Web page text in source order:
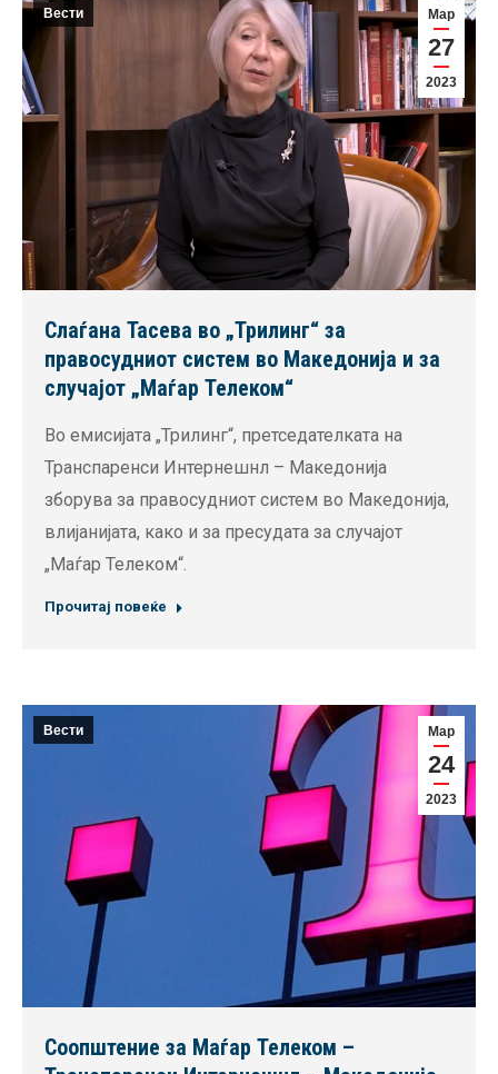
Мар
27
2023
Вести
Слаѓана Тасева во „Трилинг“ за
правосудниот систем во Македонија и за
случајот „Маѓар Телеком“
Во емисијата „Трилинг“, претседателката на
Транспаренси Интернешнл – Македонија
зборува за правосудниот систем во Македонија,
влијанијата, како и за пресудата за случајот
„Маѓар Телеком“.
Прочитај повеќе
Мар
24
2023
Вести
Соопштение за Маѓар Телеком –